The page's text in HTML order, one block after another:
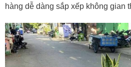
hàng dễ dàng sắp xếp không gian